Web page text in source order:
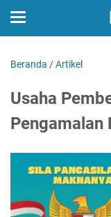
Beranda /Artikel
Usaha
Pengamalan